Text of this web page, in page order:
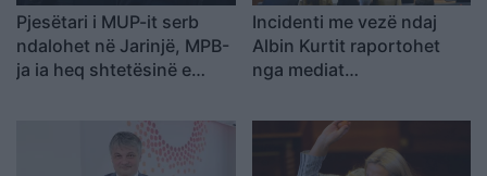
Pjesëtari i MUP-it serb
ndalohet në Jarinjë, MPB-
ja ia heq shtetësinë e
Incidenti me vezë ndaj
Albin Kurtit raportohet
nga mediat